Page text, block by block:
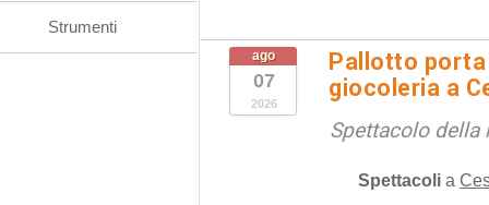
ago
07
2026
Pallotto
giocoleria a
Spettacolo della
Spettacoli a
Strumenti